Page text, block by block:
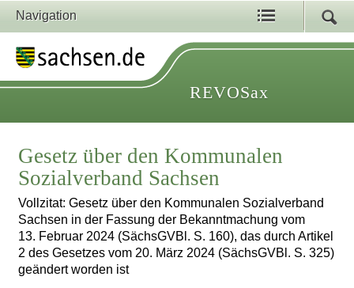
Navigation
REVOSax
Gesetz über den Kommunalen
Sozialverband Sachsen
Vollzitat: Gesetz über den Kommunalen Sozialverband
Sachsen in der Fassung der Bekanntmachung vom
13. Februar 2024 (SächsGVBl. S. 160), das durch Artikel
2 des Gesetzes vom 20. März 2024 (SächsGVBl. S. 325)
geändert worden ist